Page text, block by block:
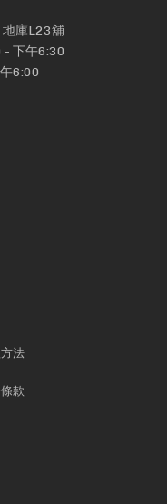
地庫L23舖
- 下午6:30
6:00
法
款